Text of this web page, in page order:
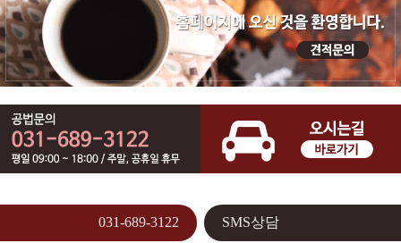
031-689-3122 SMS상담